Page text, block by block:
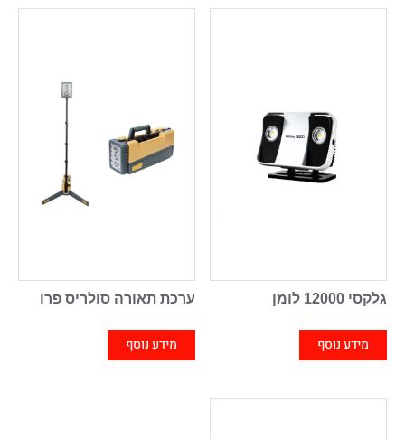
גלקסי 12000 לומן
מידע נוסף
ערכת תאורה סולריס פרו ‎
מידע נוסף